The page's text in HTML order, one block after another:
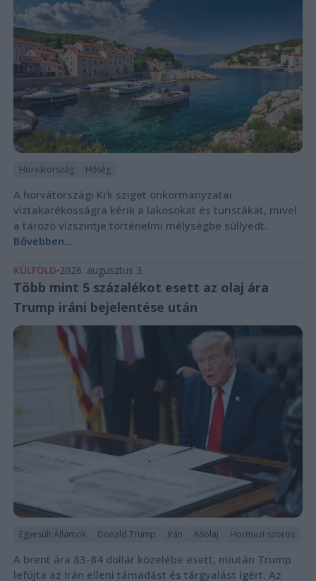
Horvátország Hőség
A horvátországi Krk sziget önkormányzatai
víztakarékosságra kérik a lakosokat és turistákat, mivel
a tározó vízszintje történelmi mélységbe süllyedt.
Bővebben...
KÜLFÖLD 2026. augusztus 3.
Több mint 5 százalékot esett az olaj ára
Trump iráni bejelentése után
Egyesült Államok Donald Trump Irán Kőolaj Hormuzi-szoros
A brent ára 83-84 dollár közelébe esett, miután Trump
lefújta az Irán elleni támadást és tárgyalást ígért. Az